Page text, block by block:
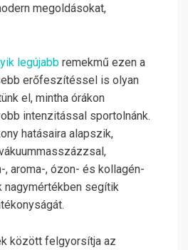
megoldásokat,
legújabb remekmű ezen a
erőfeszítéssel is olyan
el, mintha órákon
intenzitással sportolnánk.
hatásaira alapszik,
, aroma-, ózon- és kollagén-
nagymértékben segítik
között felgyorsítja az